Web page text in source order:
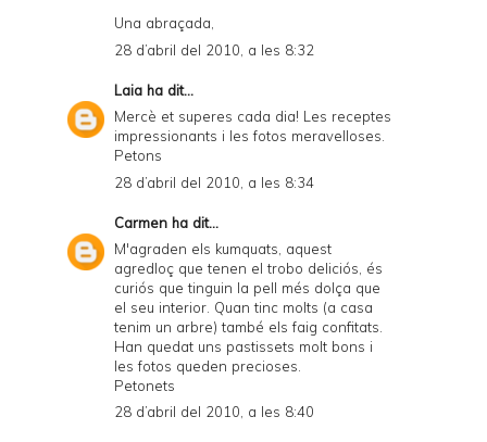
Una abraçada,
28 d’abril del 2010, a les 8:32
Laia ha dit...
Mercè et superes cada dia! Les receptes
impressionants i les fotos meravelloses.
Petons
28 d’abril del 2010, a les 8:34
Carmen ha dit...
M'agraden els kumquats, aquest
agredloç que tenen el trobo deliciós, és
curiós que tinguin la pell més dolça que
el seu interior. Quan tinc molts (a casa
tenim un arbre) també els faig confitats.
Han quedat uns pastissets molt bons i
les fotos queden precioses.
Petonets
28 d’abril del 2010, a les 8:40